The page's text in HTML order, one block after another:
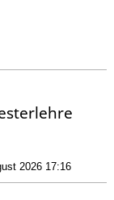
2026 17:16